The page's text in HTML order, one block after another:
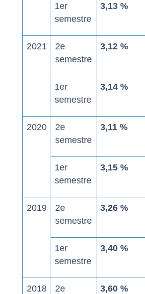
1er
semestre
3,13 %
2021 2e
semestre
3,12 %
1er
semestre
3,14 %
2020 2e
semestre
3,11 %
1er
semestre
3,15 %
2019 2e
semestre
3,26 %
1er
semestre
3,40 %
2018 2e
3,60 %